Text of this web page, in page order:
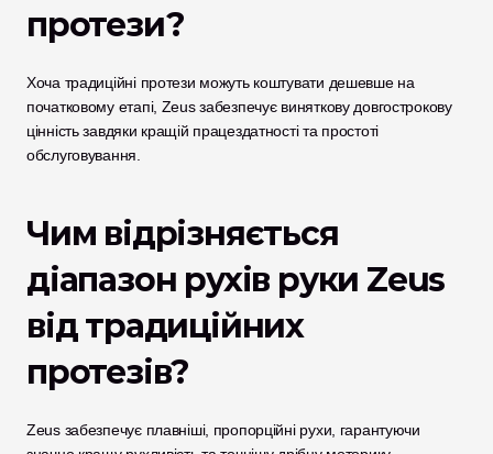
протези?
Хоча традиційні протези можуть коштувати дешевше на
початковому етапі, Zeus забезпечує виняткову довгострокову
цінність завдяки кращій працездатності та простоті
обслуговування.
Чим відрізняється
діапазон рухів руки Zeus
від традиційних
протезів?
Zeus забезпечує плавніші, пропорційні рухи, гарантуючи